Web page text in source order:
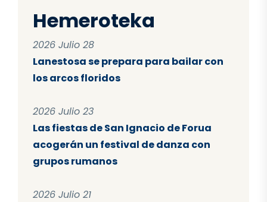
Hemeroteka
2026 Julio 28
Lanestosa se prepara para bailar con
los arcos floridos
2026 Julio 23
Las fiestas de San Ignacio de Forua
acogerán un festival de danza con
grupos rumanos
2026 Julio 21